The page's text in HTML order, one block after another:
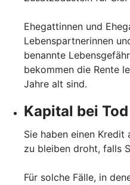
Ehegattinnen und
Lebenspartnerinnen
benannte
bekommen die Rente
Jahre alt sind.
Kapital bei Tod
Sie haben einen
zu bleiben droht, falls
Für solche Fälle, in